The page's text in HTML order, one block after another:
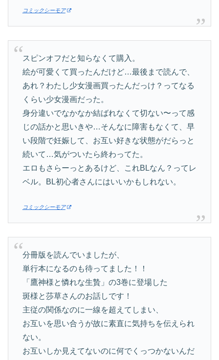
コミックシーモア
スピンオフだと知らなくて購入。
絵が可愛くて買ったんだけど…最後まで読んで、
あれ？わたし少女漫画買ったんだっけ？ってなる
くらい少女漫画だった。
身分違いでなかなか結ばれなくて切ない〜って感
じの話かと思いきや…そんなに障害もなくて、早
い段階で妊娠して、お互い好きな状態がだらっと
続いて…気がついたら終わってた。
エロもさらーっとあるけど、これBLなん？ってレ
ベル。BL初心者さんにはいいかもしれない。
コミックシーモア
分冊版を読んでいましたが、
単行本になるのも待ってました！！
「鷹神様と憐れな生贄」の3巻に登場した
斑様と莎草さんのお話しです！
主従の関係なのに一線を超えてしまい、
お互いを思い合うが故に素直に気持ちを伝えられ
ない。
お互いしか見えてないのに何でくっつかないんだ